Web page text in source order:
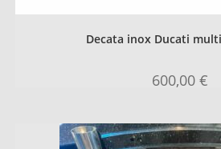
Decata inox Ducati
600,00 €